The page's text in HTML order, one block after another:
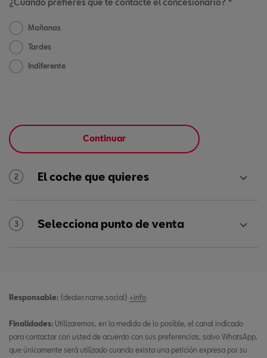
¿Cuándo prefieres que te contacte el concesionario? *
Mañanas
Tardes
Indiferente
Continuar
2 El coche que quieres
3 Selecciona punto de venta
Responsable: {dealer.name.social} +info
Finalidades: Utilizaremos, en la medida de lo posible, el canal indicado
para contactar con usted de acuerdo con sus preferencias, salvo WhatsApp,
que únicamente será utilizado cuando exista una petición expresa por su